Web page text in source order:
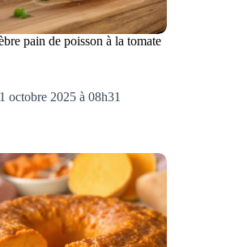
pain de poisson à la tomate
octobre 2025 à 08h31